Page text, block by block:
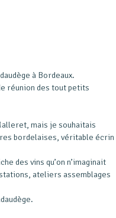
à Bordeaux.
réunion des tout petits
mais je souhaitais
bordelaises, véritable écrin
des vins qu’on n’imaginait
ateliers assemblages